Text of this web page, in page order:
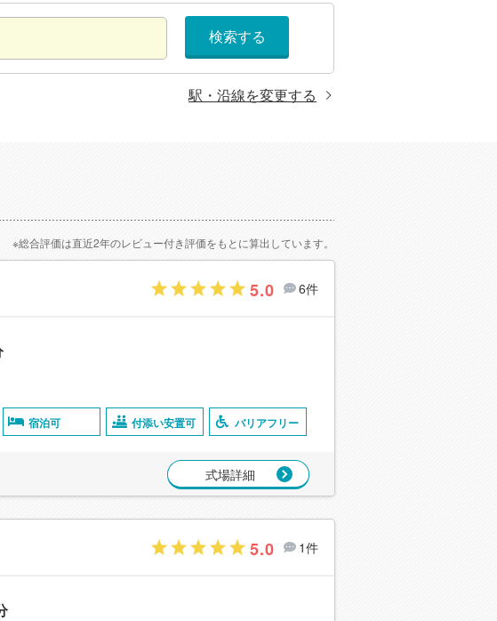
検索する
駅・沿線を変更する
※総合評価は直近2年のレビュー付き評価をもとに算出しています。
5.0 6件
宿泊可 付添い安置可 バリアフリー
式場詳細
5.0 1件